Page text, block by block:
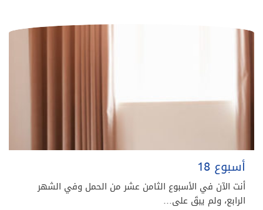
أسبوع 18
أنت الآن في الأسبوع الثامن عشر من الحمل وفي الشهر
الرابع، ولم يبقَ على…